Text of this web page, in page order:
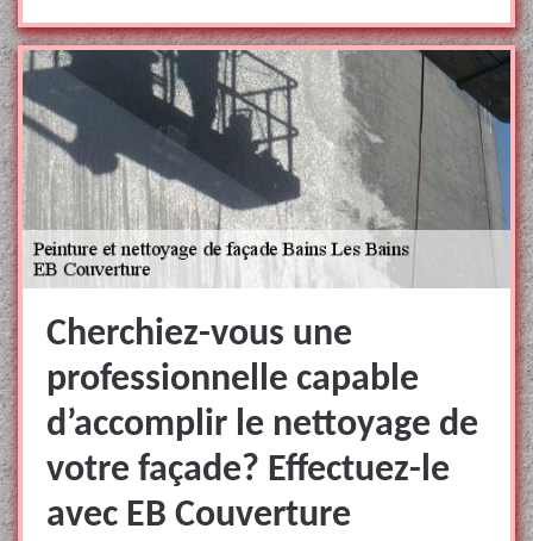
Cherchiez-vous une
professionnelle capable
d’accomplir le nettoyage de
votre façade? Effectuez-le
avec EB Couverture